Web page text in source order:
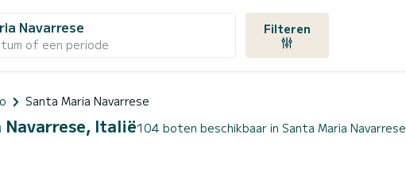
Navarrese
of een periode
Filteren
Santa Maria Navarrese
Italië104 boten beschikbaar in Santa Maria Navarrese